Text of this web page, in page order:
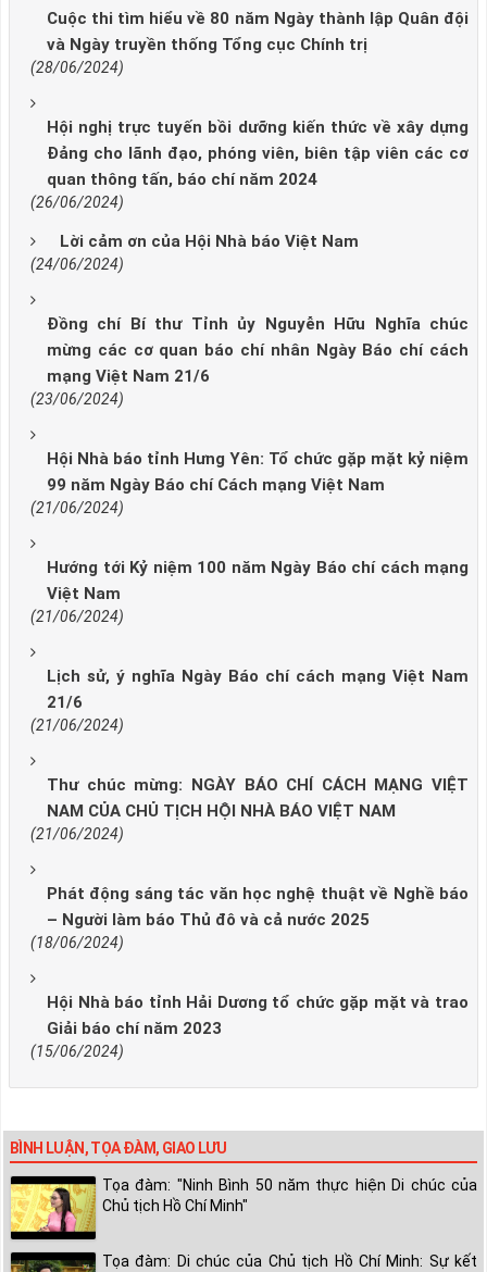
Cuộc thi tìm hiểu về 80 năm Ngày thành lập Quân đội
và Ngày truyền thống Tổng cục Chính trị
(28/06/2024)
Hội nghị trực tuyến bồi dưỡng kiến thức về xây dựng
Đảng cho lãnh đạo, phóng viên, biên tập viên các cơ
quan thông tấn, báo chí năm 2024
(26/06/2024)
Lời cảm ơn của Hội Nhà báo Việt Nam
(24/06/2024)
Đồng chí Bí thư Tỉnh ủy Nguyễn Hữu Nghĩa chúc
mừng các cơ quan báo chí nhân Ngày Báo chí cách
mạng Việt Nam 21/6
(23/06/2024)
Hội Nhà báo tỉnh Hưng Yên: Tổ chức gặp mặt kỷ niệm
99 năm Ngày Báo chí Cách mạng Việt Nam
(21/06/2024)
Hướng tới Kỷ niệm 100 năm Ngày Báo chí cách mạng
Việt Nam
(21/06/2024)
Lịch sử, ý nghĩa Ngày Báo chí cách mạng Việt Nam
21/6
(21/06/2024)
Thư chúc mừng: NGÀY BÁO CHÍ CÁCH MẠNG VIỆT
NAM CỦA CHỦ TỊCH HỘI NHÀ BÁO VIỆT NAM
(21/06/2024)
Phát động sáng tác văn học nghệ thuật về Nghề báo
– Người làm báo Thủ đô và cả nước 2025
(18/06/2024)
Hội Nhà báo tỉnh Hải Dương tổ chức gặp mặt và trao
Giải báo chí năm 2023
(15/06/2024)
BÌNH LUẬN, TỌA ĐÀM, GIAO LƯU
Tọa đàm: "Ninh Bình 50 năm thực hiện Di chúc của
Chủ tịch Hồ Chí Minh"
Tọa đàm: Di chúc của Chủ tịch Hồ Chí Minh: Sự kết